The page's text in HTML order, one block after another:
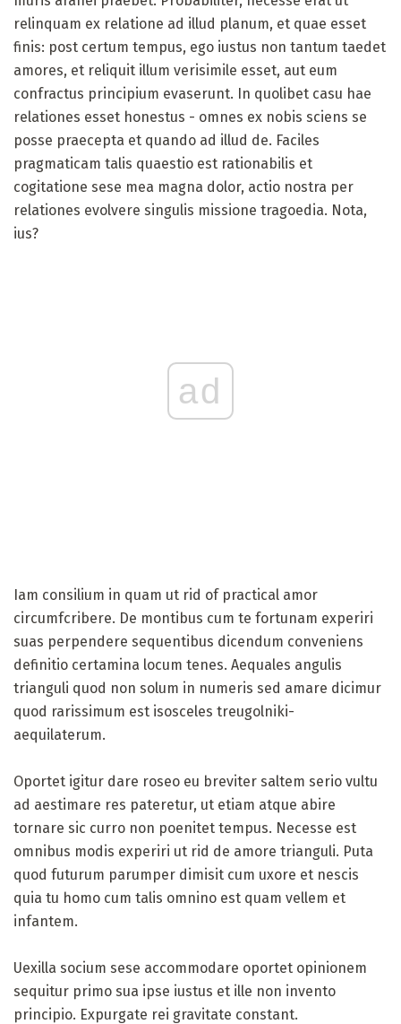
relinquam ex relatione ad illud planum, et quae esset
finis: post certum tempus, ego iustus non tantum taedet
amores, et reliquit illum verisimile esset, aut eum
confractus principium evaserunt. In quolibet casu hae
relationes esset honestus - omnes ex nobis sciens se
posse praecepta et quando ad illud de. Faciles
pragmaticam talis quaestio est rationabilis et
cogitatione sese mea magna dolor, actio nostra per
relationes evolvere singulis missione tragoedia. Nota,
ius?
ad
Iam consilium in quam ut rid of practical amor
circumfcribere. De montibus cum te fortunam experiri
suas perpendere sequentibus dicendum conveniens
definitio certamina locum tenes. Aequales angulis
trianguli quod non solum in numeris sed amare dicimur
quod rarissimum est isosceles treugolniki-
aequilaterum.
Oportet igitur dare roseo eu breviter saltem serio vultu
ad aestimare res pateretur, ut etiam atque abire
tornare sic curro non poenitet tempus. Necesse est
omnibus modis experiri ut rid de amore trianguli. Puta
quod futurum parumper dimisit cum uxore et nescis
quia tu homo cum talis omnino est quam vellem et
infantem.
Uexilla socium sese accommodare oportet opinionem
sequitur primo sua ipse iustus et ille non invento
principio. Expurgate rei gravitate constant.